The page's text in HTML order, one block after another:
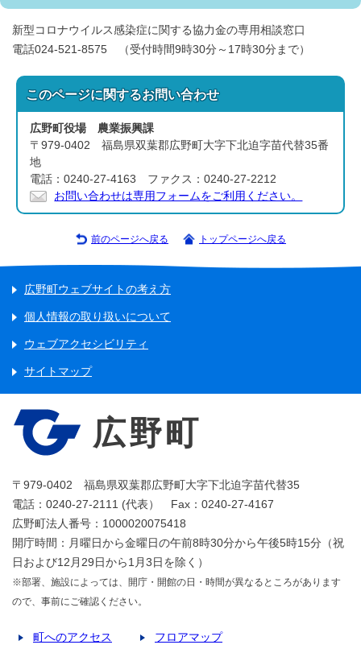
新型コロナウイルス感染症に関する協力金の専用相談窓口
電話024-521-8575 （受付時間9時30分～17時30分まで）
このページに関するお問い合わせ
広野町役場 農業振興課
〒979-0402 福島県双葉郡広野町大字下北迫字苗代替35番
地
電話：0240-27-4163 ファクス：0240-27-2212
お問い合わせは専用フォームをご利用ください。
前のページへ戻る トップページへ戻る
広野町ウェブサイトの考え方
個人情報の取り扱いについて
ウェブアクセシビリティ
サイトマップ
広野町
〒979-0402 福島県双葉郡広野町大字下北迫字苗代替35
電話：0240-27-2111 (代表） Fax：0240-27-4167
広野町法人番号：1000020075418
開庁時間：月曜日から金曜日の午前8時30分から午後5時15分（祝
日および12月29日から1月3日を除く）
※部署、施設によっては、開庁・開館の日・時間が異なるところがあります
ので、事前にご確認ください。
町へのアクセス フロアマップ